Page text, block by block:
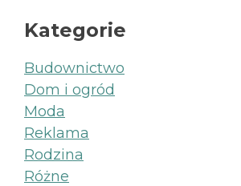
Kategorie
Budownictwo
Dom i ogród
Moda
Reklama
Rodzina
Różne